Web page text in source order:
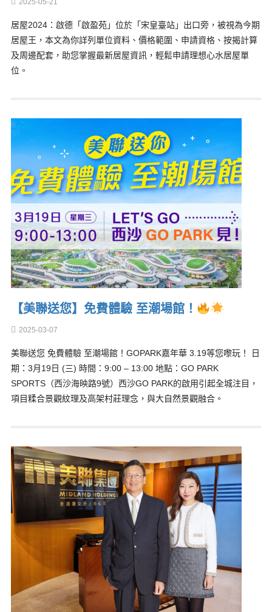
2025-05-21
居屋2024：啟德「啟盈苑」位於「宋皇臺站」出口旁，被視為今期
居屋王，本文為你詳列單位資料、價格範圍、申請資格、按揭計算
及周邊配套，助您掌握最新居屋資訊，輕鬆申請理想心水居屋單
位。
【美聯送您】免費體驗 至潮場館！
2025-03-07
美聯送您 免費體驗 至潮場館！GOPARK嘉年華 3.19等您嚟玩！ 日
期：3月19日 (三) 時間：9:00 – 13:00 地點：GO PARK
SPORTS（西沙海映路9號）西沙GO PARK的啟用引起全城注目，
項目糅合景觀紋理及高架村莊理念，與大自然景觀融合。